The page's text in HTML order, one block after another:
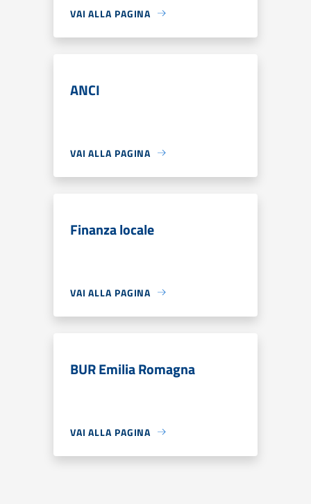
VAI ALLA PAGINA
ANCI
VAI ALLA PAGINA
Finanza locale
VAI ALLA PAGINA
BUR Emilia Romagna
VAI ALLA PAGINA